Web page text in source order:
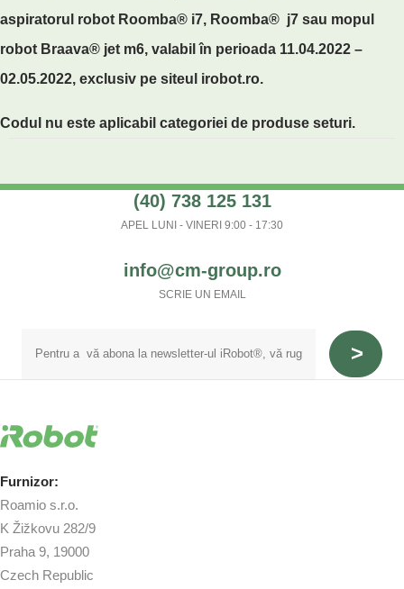
aspiratorul robot Roomba® i7, Roomba® j7 sau mopul
robot Braava® jet m6, valabil în perioada 11.04.2022 –
02.05.2022, exclusiv pe siteul irobot.ro.
Codul nu este aplicabil categoriei de produse seturi.
(40) 738 125 131
APEL LUNI - VINERI 9:00 - 17:30
info@cm-group.ro
SCRIE UN EMAIL
Furnizor:
Roamio s.r.o.
K Žižkovu 282/9
Praha 9, 19000
Czech Republic